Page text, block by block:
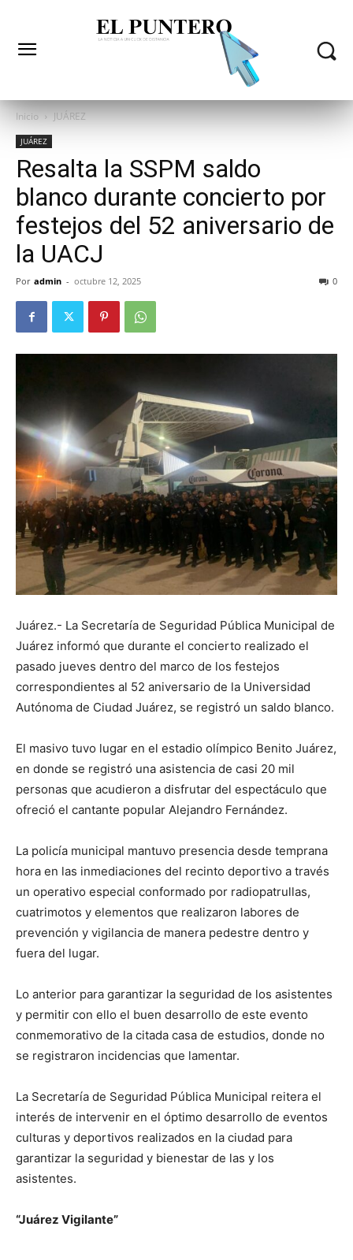
Inicio JUÁREZ
JUÁREZ
Resalta la SSPM saldo
blanco durante concierto por
festejos del 52 aniversario de
la UACJ
Por admin - octubre 12, 2025 0
Juárez.- La Secretaría de Seguridad Pública Municipal de
Juárez informó que durante el concierto realizado el
pasado jueves dentro del marco de los festejos
correspondientes al 52 aniversario de la Universidad
Autónoma de Ciudad Juárez, se registró un saldo blanco.
El masivo tuvo lugar en el estadio olímpico Benito Juárez,
en donde se registró una asistencia de casi 20 mil
personas que acudieron a disfrutar del espectáculo que
ofreció el cantante popular Alejandro Fernández.
La policía municipal mantuvo presencia desde temprana
hora en las inmediaciones del recinto deportivo a través
un operativo especial conformado por radiopatrullas,
cuatrimotos y elementos que realizaron labores de
prevención y vigilancia de manera pedestre dentro y
fuera del lugar.
Lo anterior para garantizar la seguridad de los asistentes
y permitir con ello el buen desarrollo de este evento
conmemorativo de la citada casa de estudios, donde no
se registraron incidencias que lamentar.
La Secretaría de Seguridad Pública Municipal reitera el
interés de intervenir en el óptimo desarrollo de eventos
culturas y deportivos realizados en la ciudad para
garantizar la seguridad y bienestar de las y los
asistentes.
“Juárez Vigilante”